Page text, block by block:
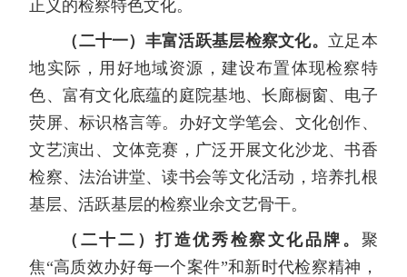
正义的检察特色文化。
（二十一）丰富活跃基层检察文化。 立足本
地实际，用好地域资源，建设布置体现检察特
色、富有文化底蕴的庭院基地、长廊橱窗、电子
荧屏、标识格言等。办好文学笔会、文化创作、
文艺演出、文体竞赛，广泛开展文化沙龙、书香
检察、法治讲堂、读书会等文化活动，培养扎根
基层、活跃基层的检察业余文艺骨干。
（二十二）打造优秀检察文化品牌。 聚
焦“高质效办好每一个案件”和新时代检察精神，